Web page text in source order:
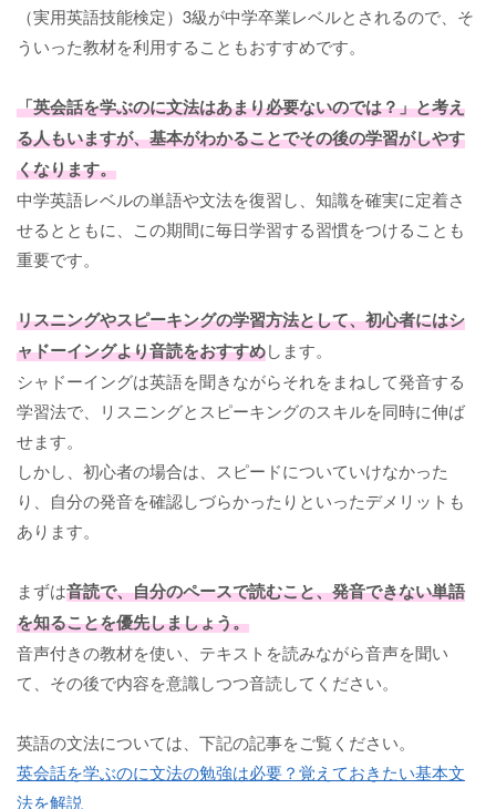
（実用英語技能検定）3級が中学卒業レベルとされるので、そ
ういった教材を利用することもおすすめです。
「英会話を学ぶのに文法はあまり必要ないのでは？」と考え
る人もいますが、基本がわかることでその後の学習がしやす
くなります。
中学英語レベルの単語や文法を復習し、知識を確実に定着さ
せるとともに、この期間に毎日学習する習慣をつけることも
重要です。
リスニングやスピーキングの学習方法として、初心者にはシ
ャドーイングより音読をおすすめします。
シャドーイングは英語を聞きながらそれをまねして発音する
学習法で、リスニングとスピーキングのスキルを同時に伸ば
せます。
しかし、初心者の場合は、スピードについていけなかった
り、自分の発音を確認しづらかったりといったデメリットも
あります。
まずは音読で、自分のペースで読むこと、発音できない単語
を知ることを優先しましょう。
音声付きの教材を使い、テキストを読みながら音声を聞い
て、その後で内容を意識しつつ音読してください。
英語の文法については、下記の記事をご覧ください。
英会話を学ぶのに文法の勉強は必要？覚えておきたい基本文
法を解説